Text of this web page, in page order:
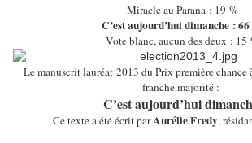
Miracle au Parana : 19 %
C’est aujourd’hui dimanche :
Vote blanc, aucun des deux : 15
Le manuscrit lauréat 2013 du Prix première chance
franche majorité:
C’est aujourd’hui
Ce texte a été écrit parAurélie Fredy,